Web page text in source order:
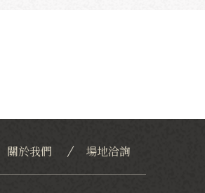
關於我們
場地洽詢